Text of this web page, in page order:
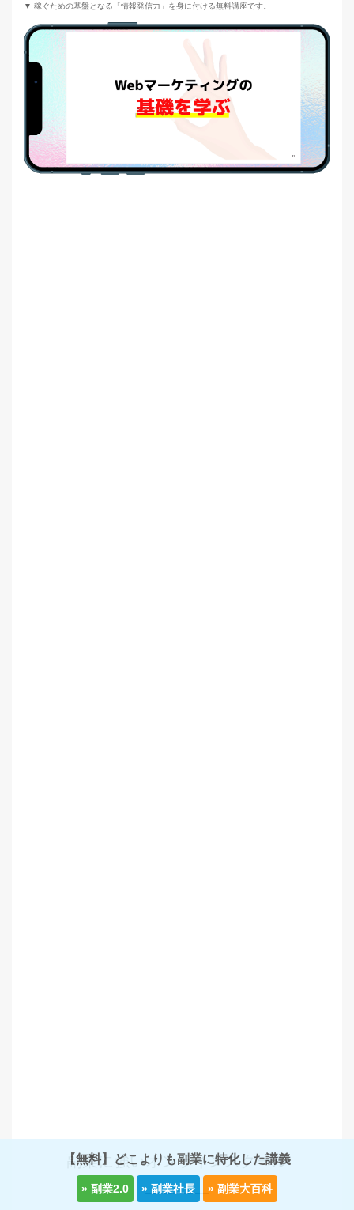
▼ 稼ぐための基盤となる「情報発信力」を身に付ける無料講座です。
副業に強いオンラインスクール
【無料】どこよりも副業に特化した講義